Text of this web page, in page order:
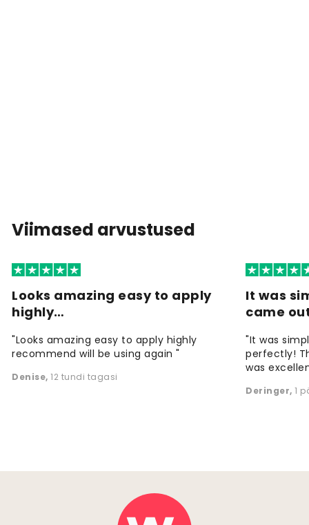
Viimased arvustused
Looks amazing easy to apply
highly…
"Looks amazing easy to apply highly
recommend will be using again "
Denise, 12 tundi tagasi
It was
came
"It was
perfectly!
was
Deringer, 1